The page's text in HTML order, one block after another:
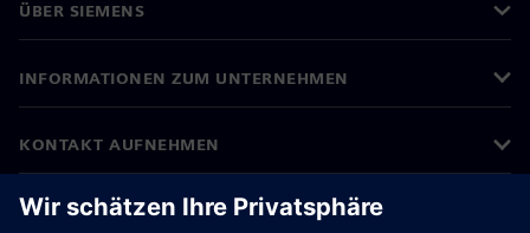
ÜBER SIEMENS
INFORMATIONEN ZUM UNTERNEHMEN
KONTAKT AUFNEHMEN
KARRIEREN